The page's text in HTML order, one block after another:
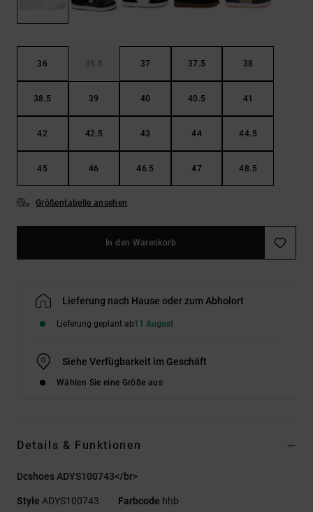
36 36.5 37 37.5 38
38.5 39 40 40.5 41
42 42.5 43 44 44.5
45 46 46.5 47 48.5
Größentabelle ansehen
In den Warenkorb
Lieferung nach Hause oder zum Abholort
Lieferung geplant ab11 August
Siehe Verfügbarkeit im Geschäft
Wählen Sie eine Größe aus
Details & Funktionen
Dcshoes ADYS100743</br>
Style ADYS100743 Farbcode hhb